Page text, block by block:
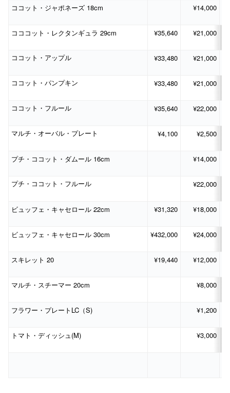
ココット・ジャポネーズ 18cm ¥14,000
コココット・レクタンギュラ 29cm ¥35,640 ¥21,000
ココット・アップル ¥33,480 ¥21,000
ココット・パンプキン ¥33,480 ¥21,000
ココット・フルール ¥35,640 ¥22,000
マルチ・オーバル・プレート ¥4,100 ¥2,500
プチ・ココット・ダムール 16cm ¥14,000
プチ・ココット・フルール ¥22,000
ビュッフェ・キャセロール 22cm ¥31,320 ¥18,000
ビュッフェ・キャセロール 30cm ¥432,000 ¥24,000
スキレット 20 ¥19,440 ¥12,000
マルチ・スチーマー 20cm ¥8,000
フラワー・プレート LC （S) ¥1,200
トマト・ディッシュ (M) ¥3,000